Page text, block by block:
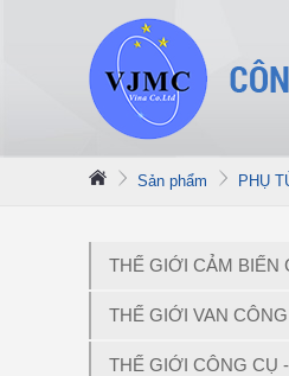
Sản phẩm PHỤ
THẾ GIỚI CẢM BIẾN
THẾ GIỚI VAN
THẾ GIỚI CÔNG CỤ